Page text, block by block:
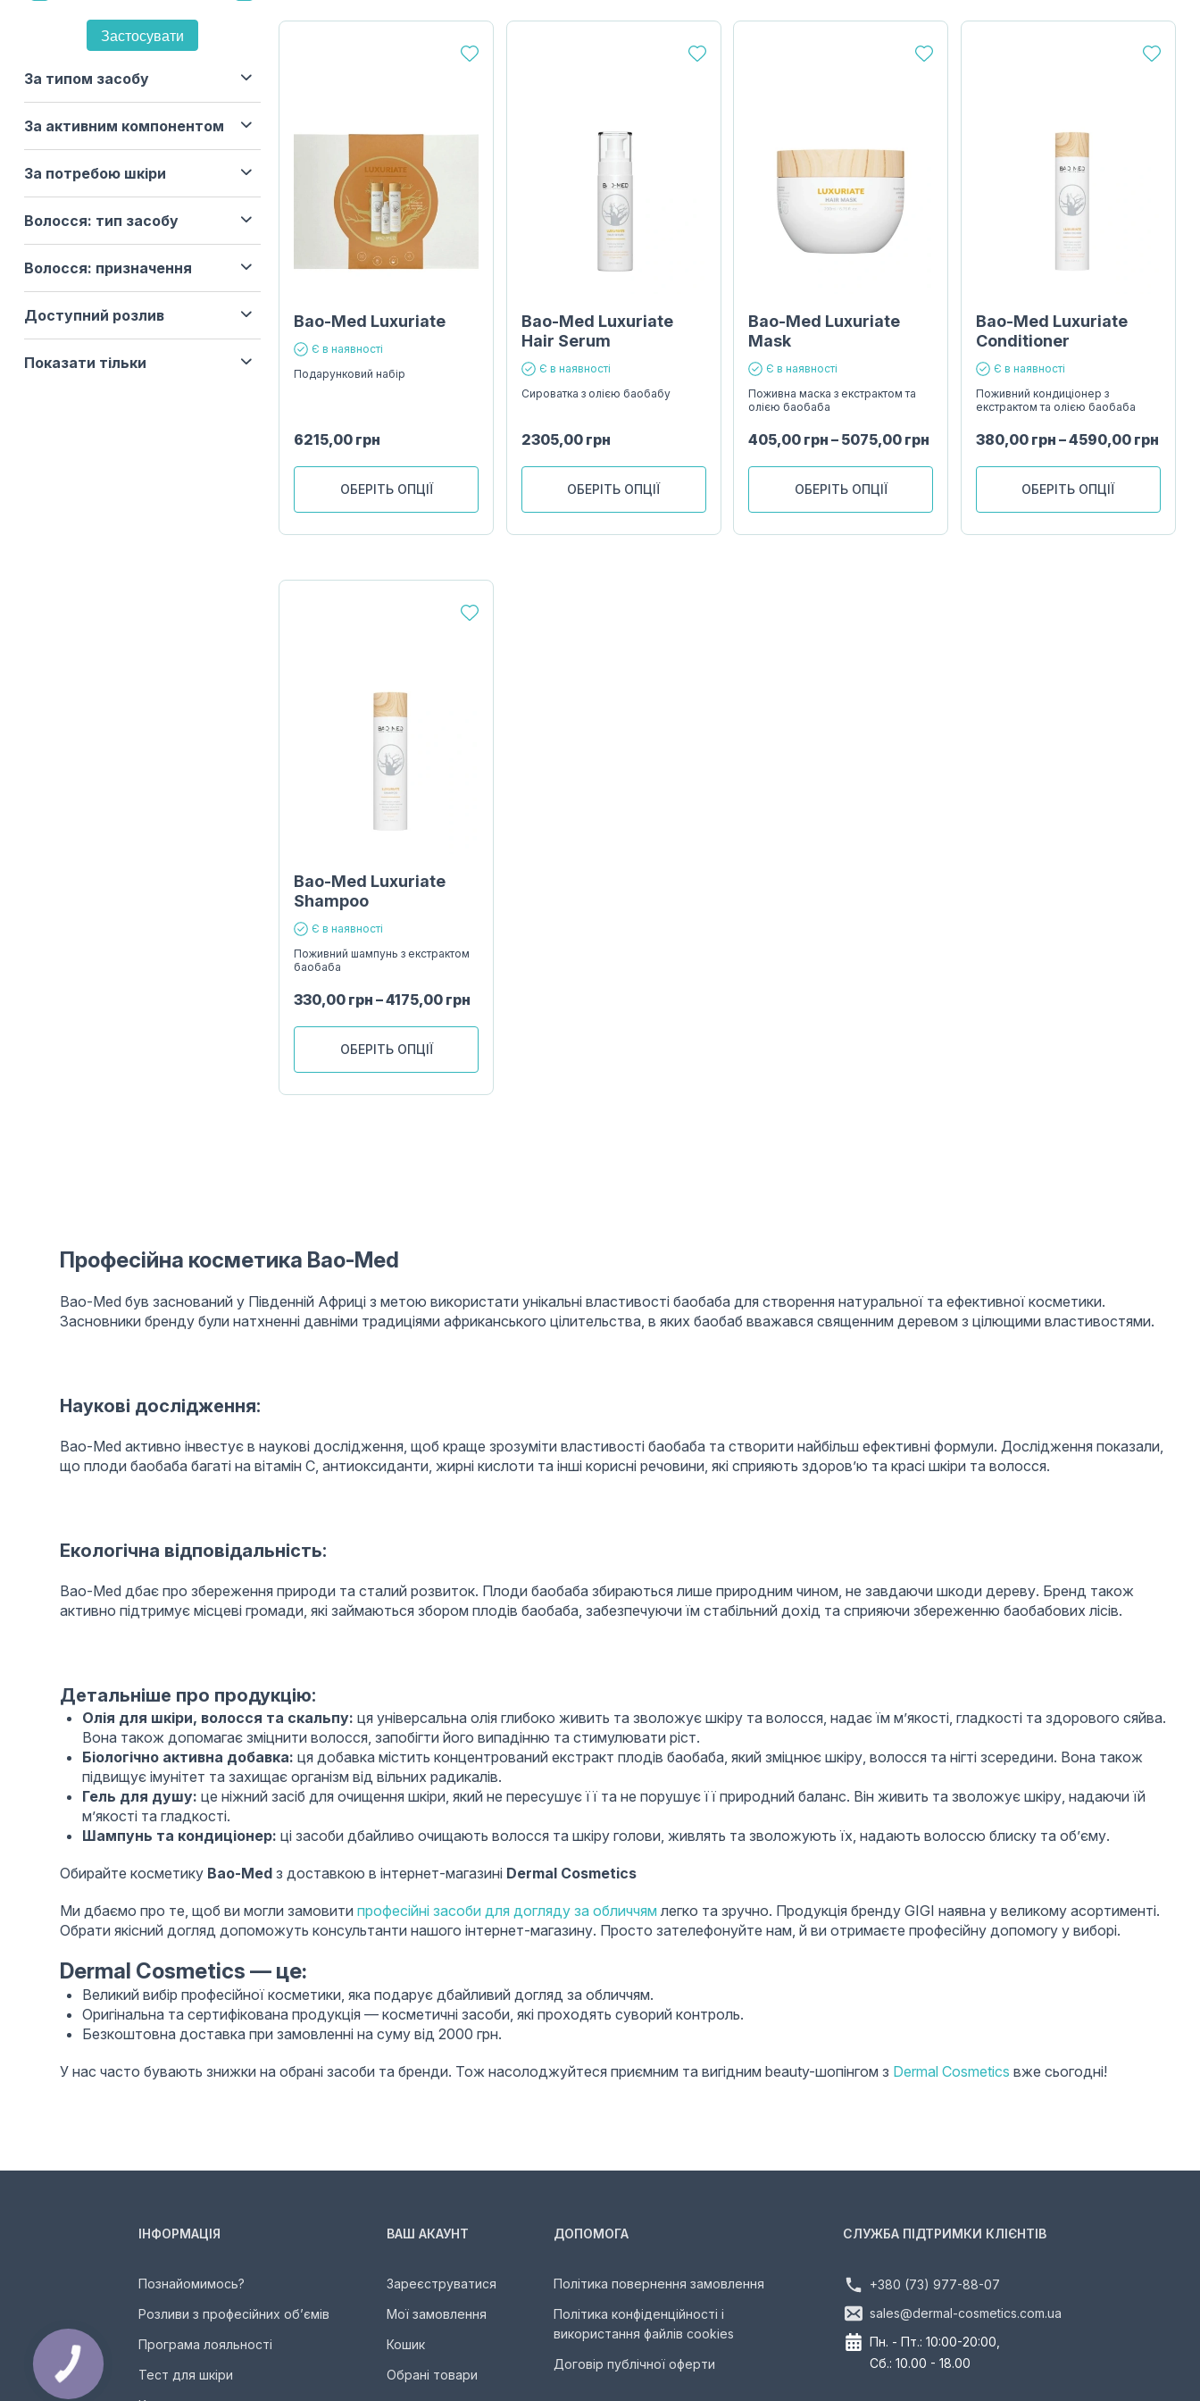
Застосувати
За типом засобу
За активним компонентом
За потребою шкіри
Волосся: тип засобу
Волосся: призначення
Доступний розлив
Показати тільки
Bao-Med Luxuriate
Є в наявності
Подарунковий набір
6215,00 грн
ОБЕРІТЬ ОПЦІЇ
Bao-Med Luxuriate
Hair Serum
Є в наявності
Сироватка з олією баобабу
2305,00 грн
ОБЕРІТЬ ОПЦІЇ
Bao-Med Luxuriate
Mask
Є в наявності
Поживна маска з екстрактом та
олією баобаба
405,00 грн – 5075,00 грн
ОБЕРІТЬ ОПЦІЇ
Bao-Med Luxuriate
Conditioner
Є в наявності
Поживний кондиціонер з
екстрактом та олією баобаба
380,00 грн –4590,00 грн
ОБЕРІТЬ ОПЦІЇ
Bao-Med Luxuriate
Shampoo
Є в наявності
Поживний шампунь з екстрактом
баобаба
330,00 грн –4175,00 грн
ОБЕРІТЬ ОПЦІЇ
Професійна косметика Bao-Med
Bao-Med був заснований у Південній Африці з метою використати унікальні властивості баобаба для створення натуральної та ефективної косметики.
Засновники бренду були натхненні давніми традиціями африканського цілительства, в яких баобаб вважався священним деревом з цілющими властивостями.
Наукові дослідження:
Bao-Med активно інвестує в наукові дослідження, щоб краще зрозуміти властивості баобаба та створити найбільш ефективні формули. Дослідження показали,
що плоди баобаба багаті на вітамін С, антиоксиданти, жирні кислоти та інші корисні речовини, які сприяють здоров’ю та красі шкіри та волосся.
Екологічна відповідальність:
Bao-Med дбає про збереження природи та сталий розвиток. Плоди баобаба збираються лише природним чином, не завдаючи шкоди дереву. Бренд також
активно підтримує місцеві громади, які займаються збором плодів баобаба, забезпечуючи їм стабільний дохід та сприяючи збереженню баобабових лісів.
Детальніше про продукцію:
Олія для шкіри, волосся та скальпу: ця універсальна олія глибоко живить та зволожує шкіру та волосся, надає їм м’якості, гладкості та здорового сяйва.
Вона також допомагає зміцнити волосся, запобігти його випадінню та стимулювати ріст.
Біологічно активна добавка: ця добавка містить концентрований екстракт плодів баобаба, який зміцнює шкіру, волосся та нігті зсередини. Вона також
підвищує імунітет та захищає організм від вільних радикалів.
Гель для душу: це ніжний засіб для очищення шкіри, який не пересушує її та не порушує її природний баланс. Він живить та зволожує шкіру, надаючи їй
м’якості та гладкості.
Шампунь та кондиціонер: ці засоби дбайливо очищають волосся та шкіру голови, живлять та зволожують їх, надають волоссю блиску та об’єму.
Обирайте косметику Bao-Med з доставкою в інтернет-магазині Dermal Cosmetics
Ми дбаємо про те, щоб ви могли замовити професійні засоби для догляду за обличчям легко та зручно. Продукція бренду GIGI наявна у великому асортименті.
Обрати якісний догляд допоможуть консультанти нашого інтернет-магазину. Просто зателефонуйте нам, й ви отримаєте професійну допомогу у виборі.
Dermal Cosmetics — це:
Великий вибір професійної косметики, яка подарує дбайливий догляд за обличчям.
Оригінальна та сертифікована продукція — косметичні засоби, які проходять суворий контроль.
Безкоштовна доставка при замовленні на суму від 2000 грн.
У нас часто бувають знижки на обрані засоби та бренди. Тож насолоджуйтеся приємним та вигідним beauty-шопінгом з Dermal Cosmetics вже сьогодні!
ІНФОРМАЦІЯ
Познайомимось?
Розливи з професійних об’ємів
Програма лояльності
Тест для шкіри
ВАШ АКАУНТ
Зареєструватися
Мої замовлення
Кошик
Обрані товари
ДОПОМОГА
Політика повернення замовлення
Політика конфіденційності і
використання файлів cookies
Договір публічної оферти
СЛУЖБА ПІДТРИМКИ КЛІЄНТІВ
+380 (73) 977-88-07
sales@dermal-cosmetics.com.ua
Пн. - Пт.: 10:00-20:00,
Сб.: 10.00 - 18.00